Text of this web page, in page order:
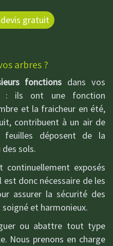
gratuit
arbres ?
fonctions dans vos
: ils ont une fonction
et la fraicheur en été,
contribuent à un air de
déposent de la
sols.
exposés
est donc nécessaire de les
assurer la sécurité des
et harmonieux.
ou abattre tout type
Nous prenons en charge